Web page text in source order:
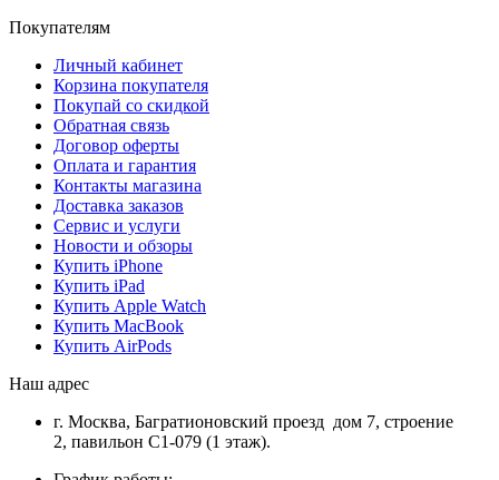
Покупателям
Личный кабинет
Корзина покупателя
Покупай со скидкой
Обратная связь
Договор оферты
Оплата и гарантия
Контакты магазина
Доставка заказов
Сервис и услуги
Новости и обзоры
Купить iPhone
Купить iPad
Купить Apple Watch
Купить MacBook
Купить AirPods
Наш адрес
г. Москва, Багратионовский проезд дом 7, строение
2, павильон С1-079 (1 этаж).